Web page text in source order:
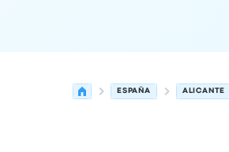
ESPAÑA ALICANTE